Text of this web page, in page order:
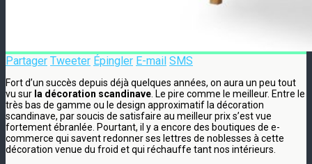
Partager Tweeter Épingler E-mail SMS
Fort d’un succès depuis déjà quelques années, on aura un peu tout
vu sur la décoration scandinave . Le pire comme le meilleur. Entre le
très bas de gamme ou le design approximatif la décoration
scandinave, par soucis de satisfaire au meilleur prix s’est vue
fortement ébranlée. Pourtant, il y a encore des boutiques de e-
commerce qui savent redonner ses lettres de noblesses à cette
décoration venue du froid et qui réchauffe tant nos intérieurs.